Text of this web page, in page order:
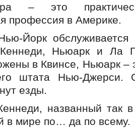
– это
профессия в Америке.
Йорк обслуживается
Кеннеди, Ньюарк и Ла
в Квинсе, Ньюарк
штата Нью-Джерси.
езды.
названный так
в мире по… да по всему.